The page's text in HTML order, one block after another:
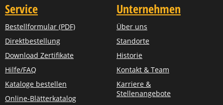
Service
Bestellformular (PDF)
Direktbestellung
Download Zertifikate
Hilfe/FAQ
Kataloge bestellen
Online-Blätterkatalog
Unternehmen
Über uns
Standorte
Historie
Kontakt & Team
Karriere &
Stellenangebote